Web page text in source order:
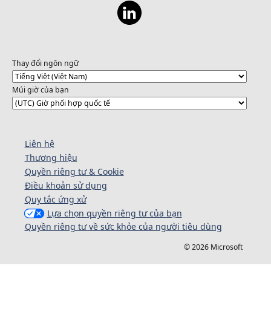
Thay đổi ngôn ngữ
Múi giờ của bạn
Liên hệ
Thương hiệu
Quyền riêng tư & Cookie
Điều khoản sử dụng
Quy tắc ứng xử
Lựa chọn quyền riêng tư của bạn
Quyền riêng tư về sức khỏe của người tiêu dùng
© 2026 Microsoft